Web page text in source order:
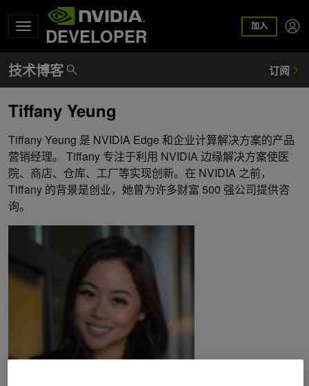
DEVELOPER 加入
Tiffany Yeung
Tiffany Yeung 是 NVIDIA Edge 和企业计算解决方案的产品
营销经理。 Tiffany 专注于利用 NVIDIA 边缘解决方案使医
院、商店、仓库、工厂等实现创新。在 NVIDIA 之前，
Tiffany 的背景是创业，她曾为许多财富 500 强公司提供咨
询。